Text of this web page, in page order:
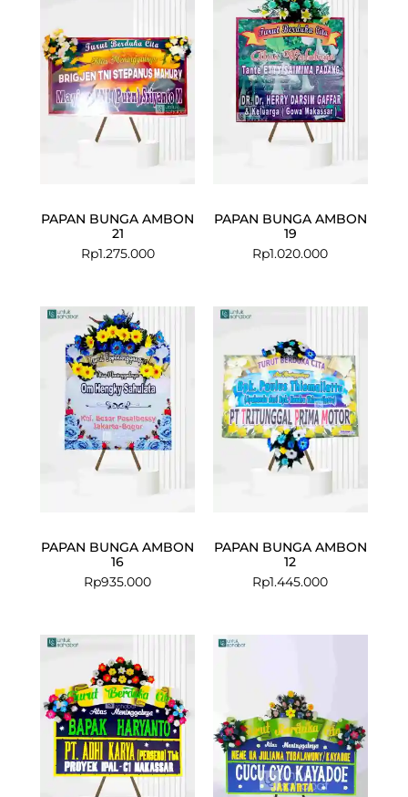
PAPAN BUNGA AMBON
21
Rp1.275.000
PAPAN BUNGA AMBON
19
Rp1.020.000
PAPAN BUNGA AMBON
16
Rp935.000
PAPAN BUNGA AMBON
12
Rp1.445.000